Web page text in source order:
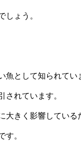
ょう。
として知られてい
れています。
きく影響している
。